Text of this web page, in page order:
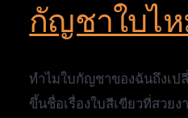
กัญชาใบไ
ทําไมใบกัญชาของฉันถึงเป
ขึ้นชื่อเรื่องใบสีเขียวที่สวย